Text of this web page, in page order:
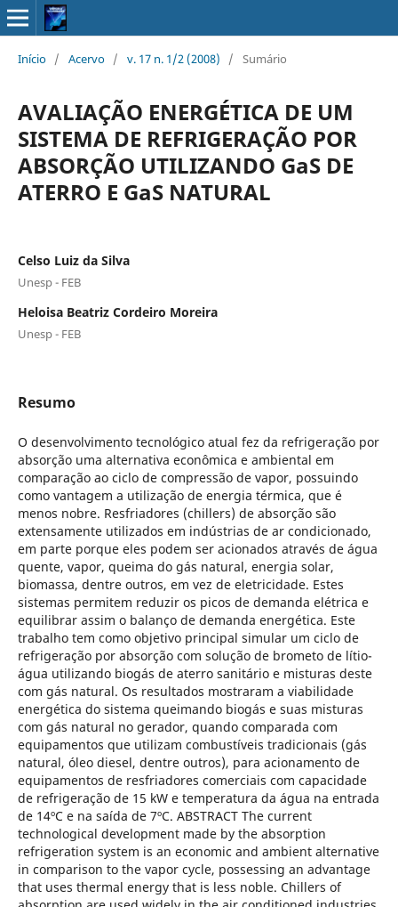
Início / Acervo / v. 17 n. 1/2 (2008) / Sumário
AVALIAÇÃO ENERGÉTICA DE UM
SISTEMA DE REFRIGERAÇÃO POR
ABSORÇÃO UTILIZANDO GaS DE
ATERRO E GaS NATURAL
Celso Luiz da Silva
Unesp - FEB
Heloisa Beatriz Cordeiro Moreira
Unesp - FEB
Resumo
O desenvolvimento tecnológico atual fez da refrigeração por
absorção uma alternativa econômica e ambiental em
comparação ao ciclo de compressão de vapor, possuindo
como vantagem a utilização de energia térmica, que é
menos nobre. Resfriadores (chillers) de absorção são
extensamente utilizados em indústrias de ar condicionado,
em parte porque eles podem ser acionados através de água
quente, vapor, queima do gás natural, energia solar,
biomassa, dentre outros, em vez de eletricidade. Estes
sistemas permitem reduzir os picos de demanda elétrica e
equilibrar assim o balanço de demanda energética. Este
trabalho tem como objetivo principal simular um ciclo de
refrigeração por absorção com solução de brometo de lítio-
água utilizando biogás de aterro sanitário e misturas deste
com gás natural. Os resultados mostraram a viabilidade
energética do sistema queimando biogás e suas misturas
com gás natural no gerador, quando comparada com
equipamentos que utilizam combustíveis tradicionais (gás
natural, óleo diesel, dentre outros), para acionamento de
equipamentos de resfriadores comerciais com capacidade
de refrigeração de 15 kW e temperatura da água na entrada
de 14ºC e na saída de 7ºC. ABSTRACT The current
technological development made by the absorption
refrigeration system is an economic and ambient alternative
in comparison to the vapor cycle, possessing an advantage
that uses thermal energy that is less noble. Chillers of